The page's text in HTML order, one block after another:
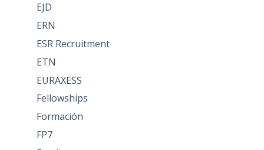
EJD
ERN
ESR Recruitment
ETN
EURAXESS
Fellowships
Formación
FP7